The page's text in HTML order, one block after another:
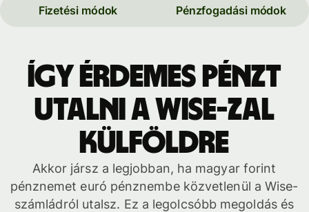
Fizetési módok Pénzfogadási módok
Így érdemes pénzt
utalni a Wise-zal
külföldre
Akkor jársz a legjobban, ha magyar forint
pénznemet euró pénznembe közvetlenül a Wise-
számládról utalsz. Ez a legolcsóbb megoldás és